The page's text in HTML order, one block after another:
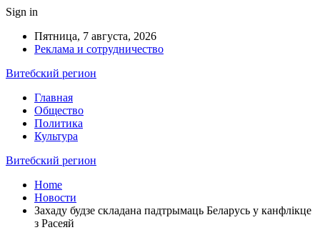
Sign in
Пятница, 7 августа, 2026
Реклама и сотрудничество
Витебский регион
Главная
Общество
Политика
Культура
Витебский регион
Home
Новости
Захаду будзе складана падтрымаць Беларусь у канфлікце
з Расеяй